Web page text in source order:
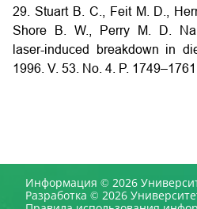
29. Stuart B. C., Feit M. D.,
Shore B. W., Perry M. D.
laser-induced breakdown in
1996. V. 53. No. 4. P. 1749–1761.
Информация © 2026
Разработка © 2026